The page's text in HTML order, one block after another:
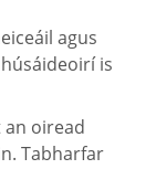
agus
is
an oiread
Tabharfar